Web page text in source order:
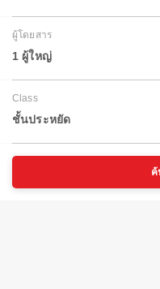
ผู้โดยสาร
1 ผู้ใหญ่
Class
ชั้นประหยัด
ค้